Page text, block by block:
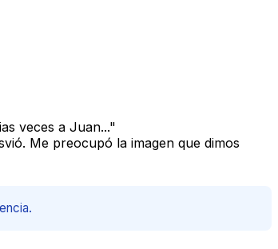
veces a Juan..."
Me preocupó la imagen que dimos